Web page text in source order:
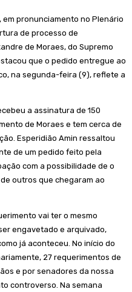
em pronunciamento no Plenário
de processo de
de Moraes, do Supremo
que o pedido entregue ao
na segunda-feira (9), reflete a
a assinatura de 150
de Moraes e tem cerca de
Esperidião Amin ressaltou
de um pedido feito pela
com a possibilidade de o
outros que chegaram ao
vai ter o mesmo
engavetado e arquivado,
já aconteceu. No início do
27 requerimentos de
e por senadores da nossa
controverso. Na semana